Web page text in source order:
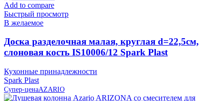
Add to compare
Быстрый просмотр
В желаемое
Доска разделочная малая, круглая d=22,5см,
слоновая кость IS10006/12 Spark Plast
Кухонные принадлежности
Spark Plast
Супер-ценаAZARIO